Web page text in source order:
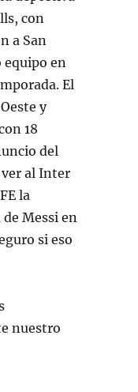
con
a San
equipo en
El
y
18
del
ver al Inter
la
Messi en
si eso
nuestro